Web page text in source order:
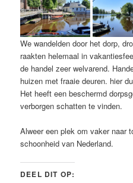
We wandelden door het dorp,
raakten helemaal in
de handel zeer welvarend.
huizen met fraaie deuren. hier
Het heeft een beschermd
verborgen schatten te vinden.
Alweer een plek om vaker naar
schoonheid van Nederland.
DEEL DIT OP: